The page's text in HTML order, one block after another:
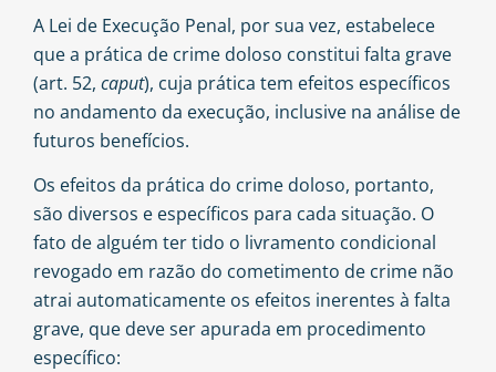
A Lei de Execução Penal, por sua vez, estabelece
que a prática de crime doloso constitui falta grave
(art. 52, caput), cuja prática tem efeitos específicos
no andamento da execução, inclusive na análise de
futuros benefícios.
Os efeitos da prática do crime doloso, portanto,
são diversos e específicos para cada situação. O
fato de alguém ter tido o livramento condicional
revogado em razão do cometimento de crime não
atrai automaticamente os efeitos inerentes à falta
grave, que deve ser apurada em procedimento
específico: